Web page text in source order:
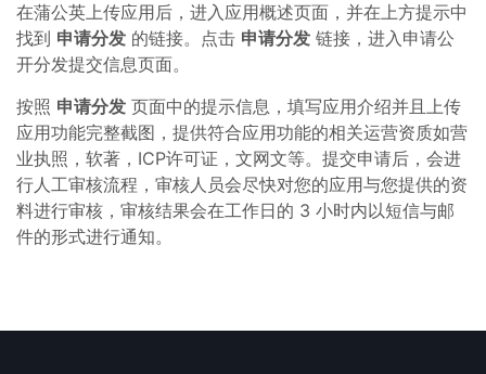
在蒲公英上传应用后，进入应用概述页面，并在上方提示中
找到 申请分发 的链接。点击 申请分发 链接，进入申请公
开分发提交信息页面。
按照 申请分发 页面中的提示信息，填写应用介绍并且上传
应用功能完整截图，提供符合应用功能的相关运营资质如营
业执照，软著，ICP许可证，文网文等。提交申请后，会进
行人工审核流程，审核人员会尽快对您的应用与您提供的资
料进行审核，审核结果会在工作日的 3 小时内以短信与邮
件的形式进行通知。